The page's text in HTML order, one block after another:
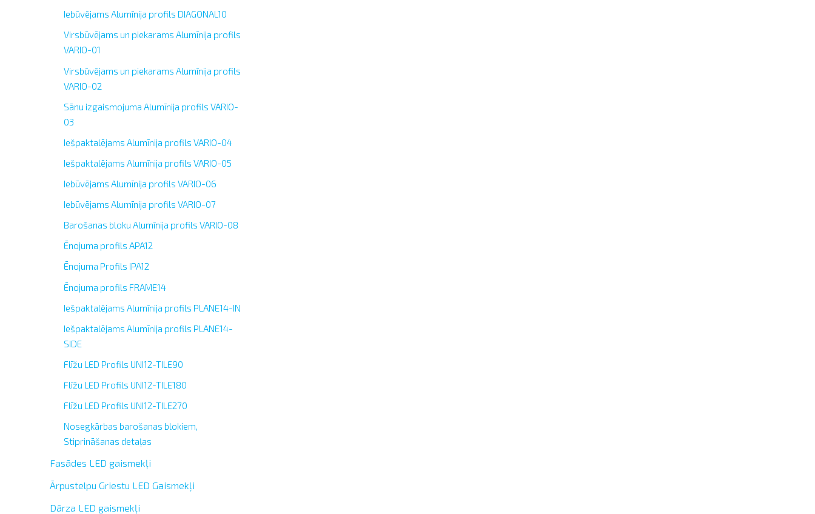
Iebūvējams Alumīnija profils DIAGONAL10
Virsbūvējams un piekarams Alumīnija profils
VARIO-01
Virsbūvējams un piekarams Alumīnija profils
VARIO-02
Sānu izgaismojuma Alumīnija profils VARIO-
03
Iešpaktalējams Alumīnija profils VARIO-04
Iešpaktalējams Alumīnija profils VARIO-05
Iebūvējams Alumīnija profils VARIO-06
Iebūvējams Alumīnija profils VARIO-07
Barošanas bloku Alumīnija profils VARIO-08
Ēnojuma profils APA12
Ēnojuma Profils IPA12
Ēnojuma profils FRAME14
Iešpaktalējams Alumīnija profils PLANE14-IN
Iešpaktalējams Alumīnija profils PLANE14-
SIDE
Flīžu LED Profils UNI12-TILE90
Flīžu LED Profils UNI12-TILE180
Flīžu LED Profils UNI12-TILE270
Nosegkārbas barošanas blokiem,
Stiprināšanas detaļas
Fasādes LED gaismekļi
Ārpustelpu Griestu LED Gaismekļi
Dārza LED gaismekļi